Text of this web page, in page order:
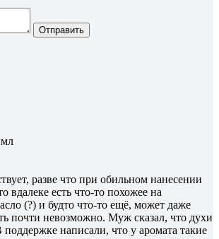
Отправить
разве что при обильном нанесении
вдалеке есть что-то похожее на
(?) и будто что-то ещё, может даже
почти невозможно. Муж сказал, что духи
написали, что у аромата такие